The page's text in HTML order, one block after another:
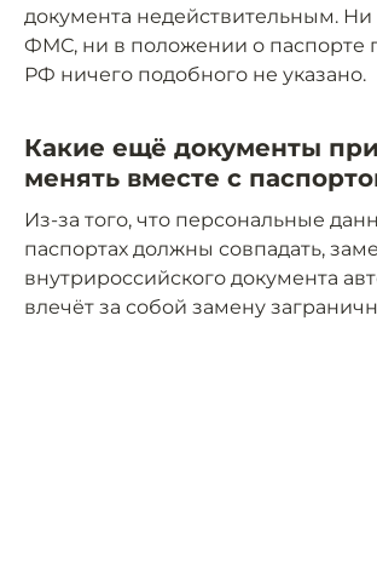
документа недействительным. Ни
ФМС, ни в положении о паспорте
РФ ничего подобного не указано.
Какие ещё документы
менять вместе с
Из-за того, что персональные
паспортах должны совпадать,
внутрироссийского документа
влечёт за собой замену